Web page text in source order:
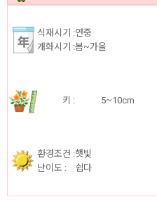
식재시기 :
개화시기 :
연중
봄~가을
키 : 5~10cm
환경조건 :
난이도 :
햇빛
쉽다